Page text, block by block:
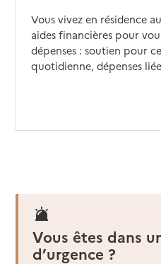
Vous vivez en résidence
aides financières pour
dépenses : soutien pour
quotidienne, dépenses
Vous êtes dans
d’urgence ?